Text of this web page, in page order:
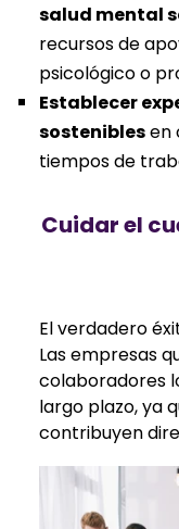
salud mental
recursos de
psicológico o
Establecer
sosteniblesen
tiempos de
Cuidar el
El verdadero
Las empresas
colaboradores
largo plazo, ya
contribuyen